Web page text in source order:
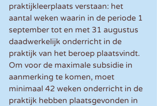
praktijkleerplaats verstaan: het
aantal weken waarin in de periode 1
september tot en met 31 augustus
daadwerkelijk onderricht in de
praktijk van het beroep plaatsvindt.
Om voor de maximale subsidie in
aanmerking te komen, moet
minimaal 42 weken onderricht in de
praktijk hebben plaatsgevonden in